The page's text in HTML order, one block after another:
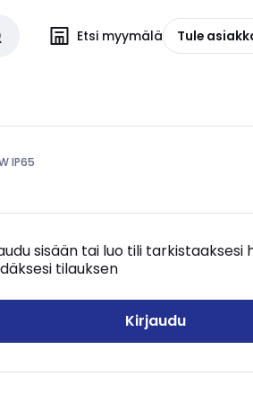
Etsi myymälä Tule
IP65
sisään tai luo tili tarkistaaksesi
tilauksen
Kirjaudu